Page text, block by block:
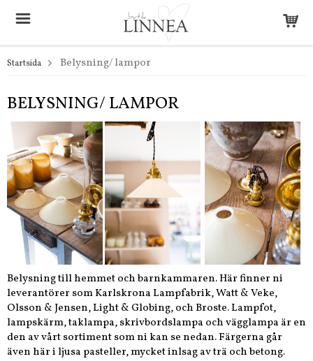
Startsida Belysning/ lampor
BELYSNING/ LAMPOR
Belysning till hemmet och barnkammaren. Här finner ni
leverantörer som Karlskrona Lampfabrik, Watt & Veke,
Olsson & Jensen, Light & Globing, och Broste. Lampfot,
lampskärm, taklampa, skrivbordslampa och vägglampa är en
den av vårt sortiment som ni kan se nedan. Färgerna går
även här i ljusa pasteller, mycket inlsag av trä och betong.